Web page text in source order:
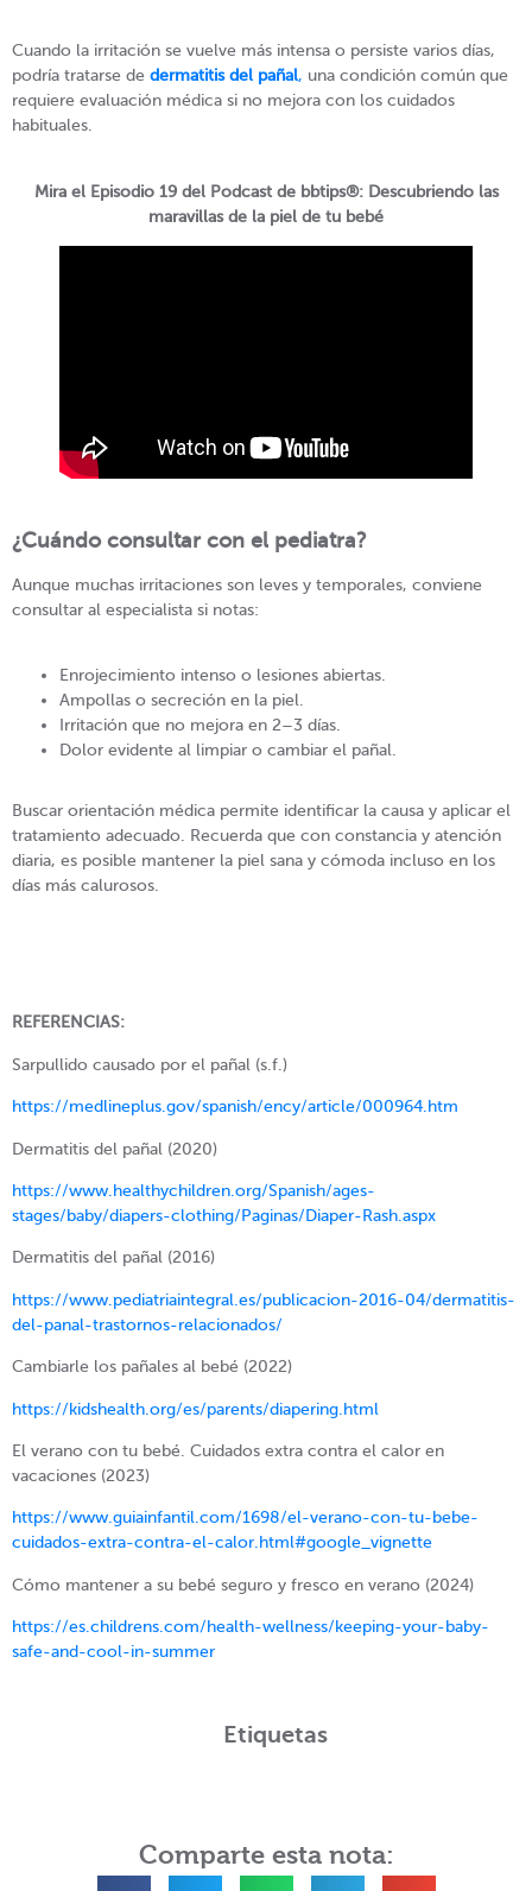
Cuando la irritación se vuelve más intensa o persiste varios días,
podría tratarse de dermatitis del pañal, una condición común que
requiere evaluación médica si no mejora con los cuidados
habituales.
Mira el Episodio 19 del Podcast de bbtips®: Descubriendo las
maravillas de la piel de tu bebé
¿Cuándo consultar con el pediatra?
Aunque muchas irritaciones son leves y temporales, conviene
consultar al especialista si notas:
Enrojecimiento intenso o lesiones abiertas.
Ampollas o secreción en la piel.
Irritación que no mejora en 2–3 días.
Dolor evidente al limpiar o cambiar el pañal.
Buscar orientación médica permite identificar la causa y aplicar el
tratamiento adecuado. Recuerda que con constancia y atención
diaria, es posible mantener la piel sana y cómoda incluso en los
días más calurosos.
REFERENCIAS:
Sarpullido causado por el pañal (s.f.)
https://medlineplus.gov/spanish/ency/article/000964.htm
Dermatitis del pañal (2020)
https://www.healthychildren.org/Spanish/ages-
stages/baby/diapers-clothing/Paginas/Diaper-Rash.aspx
Dermatitis del pañal (2016)
https://www.pediatriaintegral.es/publicacion-2016-04/dermatitis-
del-panal-trastornos-relacionados/
Cambiarle los pañales al bebé (2022)
https://kidshealth.org/es/parents/diapering.html
El verano con tu bebé. Cuidados extra contra el calor en
vacaciones (2023)
https://www.guiainfantil.com/1698/el-verano-con-tu-bebe-
cuidados-extra-contra-el-calor.html#google_vignette
Cómo mantener a su bebé seguro y fresco en verano (2024)
https://es.childrens.com/health-wellness/keeping-your-baby-
safe-and-cool-in-summer
Etiquetas
Comparte esta nota: